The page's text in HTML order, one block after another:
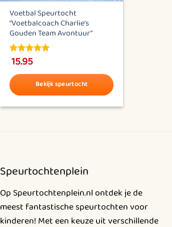
Voetbal Speurtocht
“Voetbalcoach Charlie’s
Gouden Team Avontuur”
5.00out of
15.95
Bekijk speurtocht
optie
kan
gekozen
worden
Speurtochtenplein
Op Speurtochtenplein.nl ontdek je de
meest fantastische speurtochten voor
kinderen! Met een keuze uit verschillende